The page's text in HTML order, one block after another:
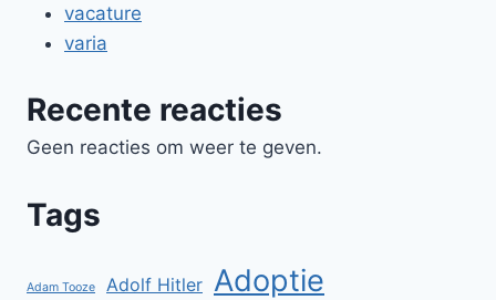
vacature
varia
Recente reacties
Geen reacties om weer te geven.
Tags
Adam Tooze Adolf Hitler Adoptie